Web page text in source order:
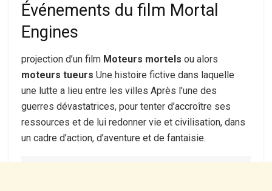
Événements du film Mortal
Engines
projection d’un film Moteurs mortels ou alors
moteurs tueurs Une histoire fictive dans laquelle
une lutte a lieu entre les villes Après l’une des
guerres dévastatrices, pour tenter d’accroître ses
ressources et de lui redonner vie et civilisation, dans
un cadre d’action, d’aventure et de fantaisie.